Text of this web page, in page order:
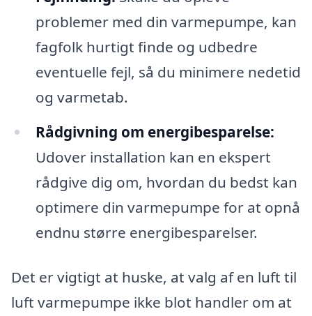
problemer med din varmepumpe, kan
fagfolk hurtigt finde og udbedre
eventuelle fejl, så du minimere nedetid
og varmetab.
Rådgivning om energibesparelse:
Udover installation kan en ekspert
rådgive dig om, hvordan du bedst kan
optimere din varmepumpe for at opnå
endnu større energibesparelser.
Det er vigtigt at huske, at valg af en luft til
luft varmepumpe ikke blot handler om at